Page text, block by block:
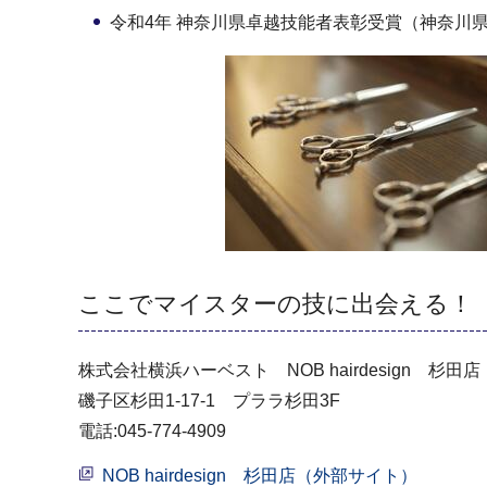
令和4年 神奈川県卓越技能者表彰受賞（神奈川
ここでマイスターの技に出会える！
株式会社横浜ハーベスト NOB hairdesign 杉田店
磯子区杉田1-17-1 プララ杉田3F
電話:045-774-4909
NOB hairdesign 杉田店（外部サイト）